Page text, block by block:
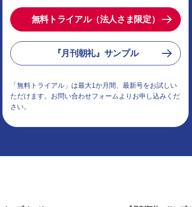
無料トライアル（法人さま限定）
『月刊朝礼』サンプル
「無料トライアル」は最大1か月間、最新号をお試しい
ただけます。お問い合わせフォームよりお申し込みくだ
さい。